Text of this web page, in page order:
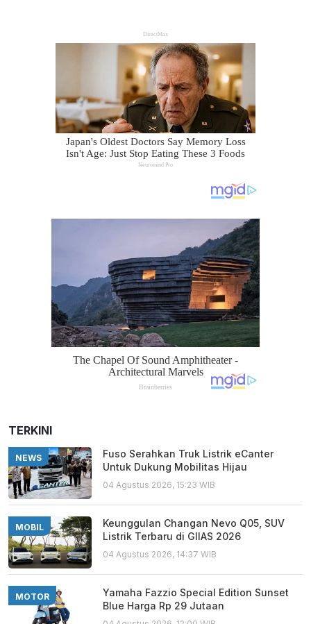
TERKINI
NEWS
Fuso Serahkan Truk Listrik eCanter
Untuk Dukung Mobilitas Hijau
04 Agustus 2026, 15:23 WIB
MOBIL
Keunggulan Changan Nevo Q05, SUV
Listrik Terbaru di GIIAS 2026
04 Agustus 2026, 14:37 WIB
MOTOR
Yamaha Fazzio Special Edition Sunset
Blue Harga Rp 29 Jutaan